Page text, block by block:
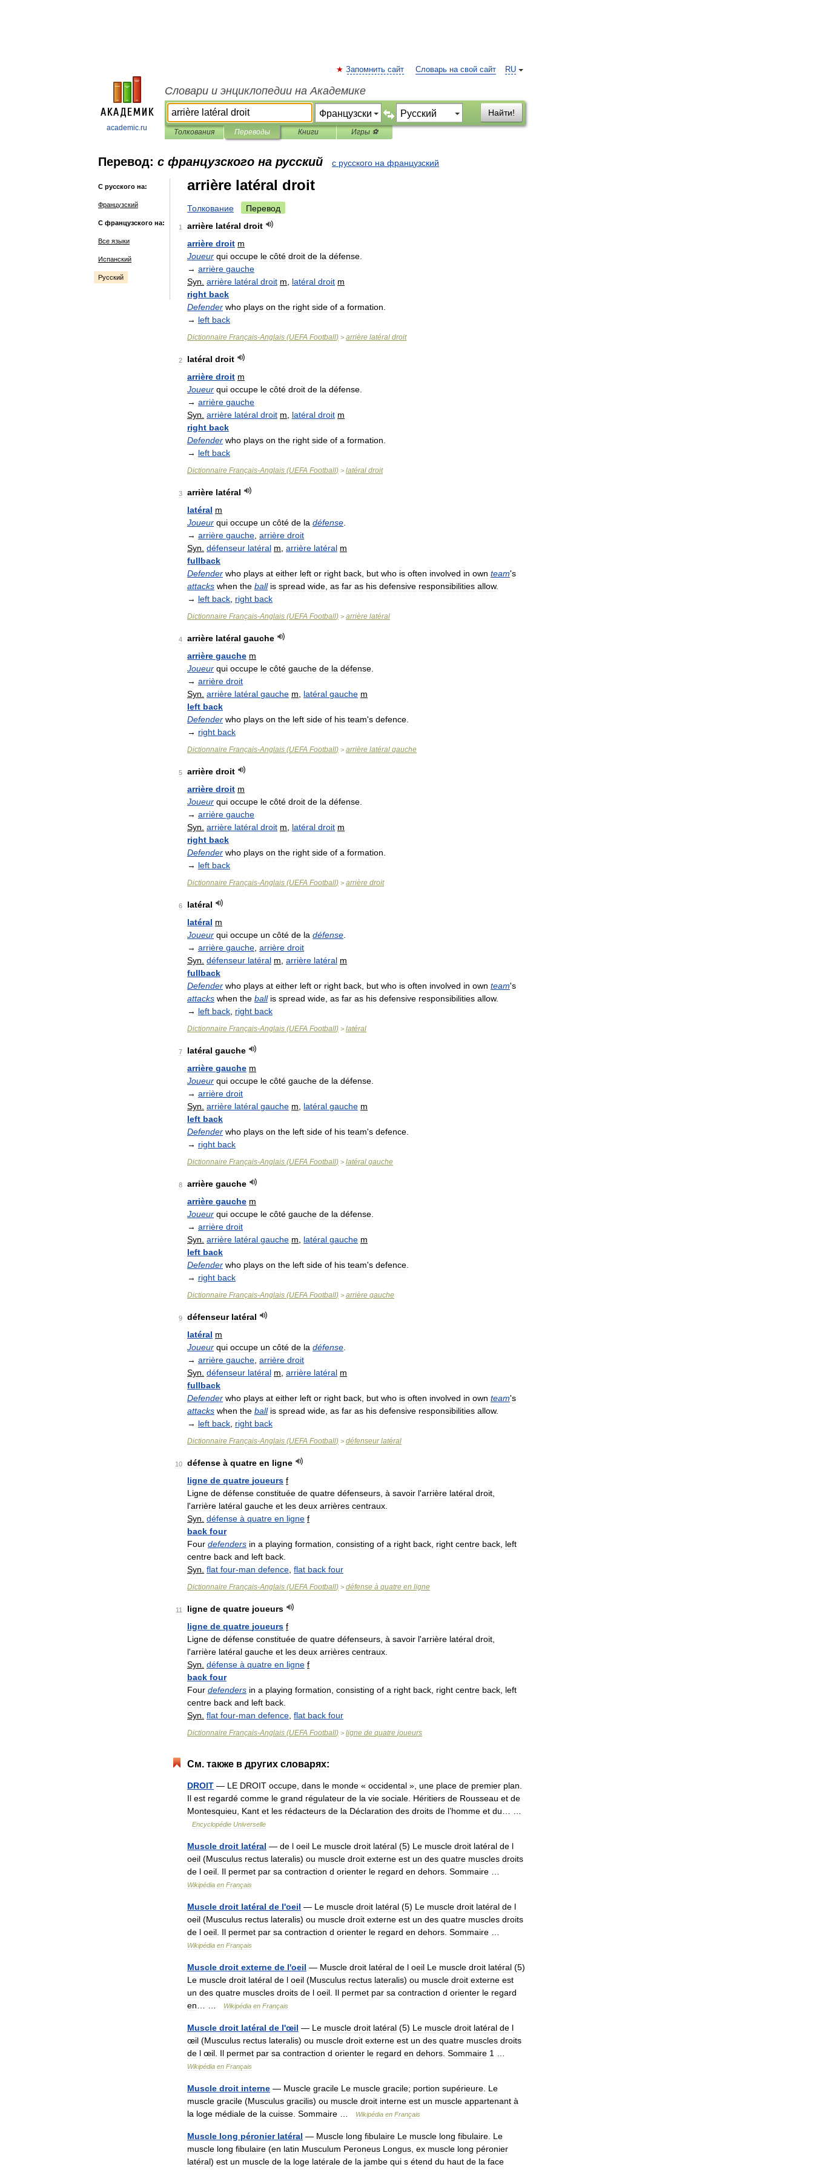
academic.ru
RU
Запомнить сайт Словарь на свой сайт
Словари и энциклопедии на Академике
Найти!
Толкования Переводы Книги Игры ⚽
Перевод: с французского на русский с русского на французский
С русского на:
Французский
С французского на:
Все языки
Испанский
Русский
arrière latéral droit
Толкование Перевод
1 arrière latéral droit
arrière droit m
Joueur qui occupe le côté droit de la défense
→ arrière gauche
Syn arrière latéral droit m latéral droit m
right back
Defender who plays on the right side of a formation
→ left back
Dictionnaire Français-Anglais (UEFA Football) > arrière latéral droit
2 latéral droit
arrière droit m
Joueur qui occupe le côté droit de la défense
→ arrière gauche
Syn arrière latéral droit m latéral droit m
right back
Defender who plays on the right side of a formation
→ left back
Dictionnaire Français-Anglais (UEFA Football) > latéral droit
3 arrière latéral
latéral m
Joueur qui occupe un côté de la défense
→ arrière gauche arrière droit
Syn défenseur latéral m arrière latéral m
fullback
Defender who plays at either left or right back but who is often involved in own team's
attacks when the ball is spread wide as far as his defensive responsibilities allow.
→ left back right back
Dictionnaire Français-Anglais (UEFA Football) > arrière latéral
4 arrière latéral gauche
arrière gauche m
Joueur qui occupe le côté gauche de la défense
→ arrière droit
Syn arrière latéral gauche m latéral gauche m
left back
Defender who plays on the left side of his team's defence
→ right back
Dictionnaire Français-Anglais (UEFA Football) > arrière latéral gauche
5 arrière droit
arrière droit m
Joueur qui occupe le côté droit de la défense
→ arrière gauche
Syn arrière latéral droit m latéral droit m
right back
Defender who plays on the right side of a formation
→ left back
Dictionnaire Français-Anglais (UEFA Football) > arrière droit
6
latéral
latéral m
Joueur qui occupe un côté de la défense
→ arrière gauche arrière droit
Syn défenseur latéral m arrière latéral m
fullback
Defender who plays at either left or right back but who is often involved in own team's
attacks when the ball is spread wide as far as his defensive responsibilities allow.
→ left back right back
Dictionnaire Français-Anglais (UEFA Football) > latéral
7 latéral gauche
arrière gauche m
Joueur qui occupe le côté gauche de la défense
→ arrière droit
Syn arrière latéral gauche m latéral gauche m
left back
Defender who plays on the left side of his team's defence
→ right back
Dictionnaire Français-Anglais (UEFA Football) > latéral gauche
8 arrière gauche
arrière gauche m
Joueur qui occupe le côté gauche de la défense
→ arrière droit
Syn arrière latéral gauche m latéral gauche m
left back
Defender who plays on the left side of his team's defence
→ right back
Dictionnaire Français-Anglais (UEFA Football) > arrière gauche
9 défenseur latéral
latéral m
Joueur qui occupe un côté de la défense
→ arrière gauche arrière droit
Syn défenseur latéral m arrière latéral m
fullback
Defender who plays at either left or right back but who is often involved in own team's
attacks when the ball is spread wide as far as his defensive responsibilities allow.
→ left back right back
Dictionnaire Français-Anglais (UEFA Football) > défenseur latéral
10 défense à quatre en ligne
ligne de quatre joueurs f
Ligne de défense constituée de quatre défenseurs à savoir l'arrière latéral droit
l'arrière latéral gauche et les deux arrières centraux
Syn défense à quatre en ligne f
back four
Four defenders in a playing formation consisting of a right back right centre back left
centre back and left back
Syn flat four-man defence flat back four
Dictionnaire Français-Anglais (UEFA Football) > défense à quatre en ligne
11 ligne de quatre joueurs
ligne de quatre joueurs f
Ligne de défense constituée de quatre défenseurs à savoir l'arrière latéral droit
l'arrière latéral gauche et les deux arrières centraux
Syn défense à quatre en ligne f
back four
Four defenders in a playing formation consisting of a right back right centre back left
centre back and left back
Syn flat four-man defence flat back four
Dictionnaire Français-Anglais (UEFA Football) > ligne de quatre joueurs
См. также в других словарях:
DROIT — LE DROIT occupe dans le monde « occidental », une place de premier plan
Il est regardé comme le grand régulateur de la vie sociale Héritiers de Rousseau et de
Montesquieu
Kant et les rédacteurs de la Déclaration des droits de l’homme et du
Encyclopédie Universelle
Muscle droit latéral — de l oeil Le muscle droit latéral (5) Le muscle droit latéral de l
oeil (Musculus rectus lateralis) ou muscle droit externe est un des quatre muscles droits
de l oeil Il permet par sa contraction d orienter le regard en dehors Sommaire
Wikipédia en Français
Muscle droit latéral de l'oeil — Le muscle droit latéral (5) Le muscle droit latéral de l
oeil (Musculus rectus lateralis) ou muscle droit externe est un des quatre muscles droits
de l oeil Il permet par sa contraction d orienter le regard en dehors Sommaire
Wikipédia en Français
Muscle droit externe de l'oeil — Muscle droit latéral de l oeil Le muscle droit latéral (5)
Le muscle droit latéral de l oeil (Musculus rectus lateralis) ou muscle droit externe est
un des quatre muscles droits de l oeil Il permet par sa contraction d orienter le regard
en
Wikipédia en Français
Muscle droit latéral de l'œil — Le muscle droit latéral (5) Le muscle droit latéral de l
œil (Musculus rectus lateralis) ou muscle droit externe est un des quatre muscles droits
de l œil Il permet par sa contraction d orienter le regard en dehors Sommaire 1
Wikipédia en Français
Muscle droit interne — Muscle gracile Le muscle gracile; portion supérieure Le
muscle gracile (Musculus gracilis) ou muscle droit interne est un muscle appartenant à
la loge médiale de la cuisse Sommaire Wikipédia en Français
Muscle long péronier latéral — Muscle long fibulaire Le muscle long fibulaire Le
muscle long fibulaire (en latin Musculum Peroneus Longus ex muscle long péronier
latéral) est un muscle de la loge latérale de la jambe qui s étend du haut de la face